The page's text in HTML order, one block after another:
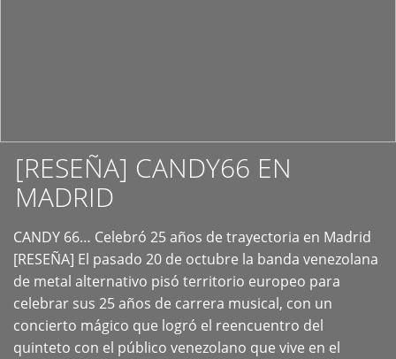
[RESEÑA] CANDY66 EN
MADRID
CANDY 66… Celebró 25 años de trayectoria en Madrid
[RESEÑA] El pasado 20 de octubre la banda venezolana
de metal alternativo pisó territorio europeo para
celebrar sus 25 años de carrera musical, con un
concierto mágico que logró el reencuentro del
quinteto con el público venezolano que vive en el
+